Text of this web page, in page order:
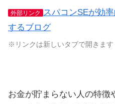
外部リンク スパコンSEが効
するブログ
※リンクは新しいタブで開きます
お金が貯まらない人の特徴